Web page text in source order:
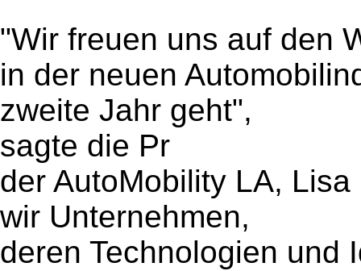
"Wir freuen uns auf den
in der neuen
zweite Jahr geht",
sagte die Pr
der AutoMobility LA,
wir Unternehmen,
deren Technologien und